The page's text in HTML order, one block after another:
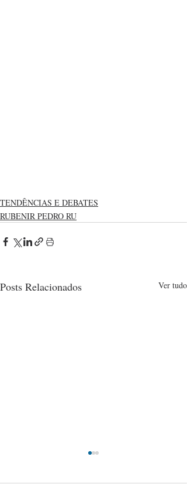
TENDÊNCIAS E DEBATES
RUBENIR PEDRO RU
Posts Relacionados Ver tudo